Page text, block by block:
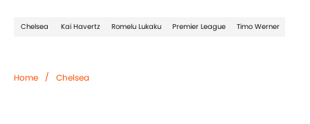
Chelsea Kai Havertz Romelu Lukaku Premier League Timo Werner
Home / Chelsea